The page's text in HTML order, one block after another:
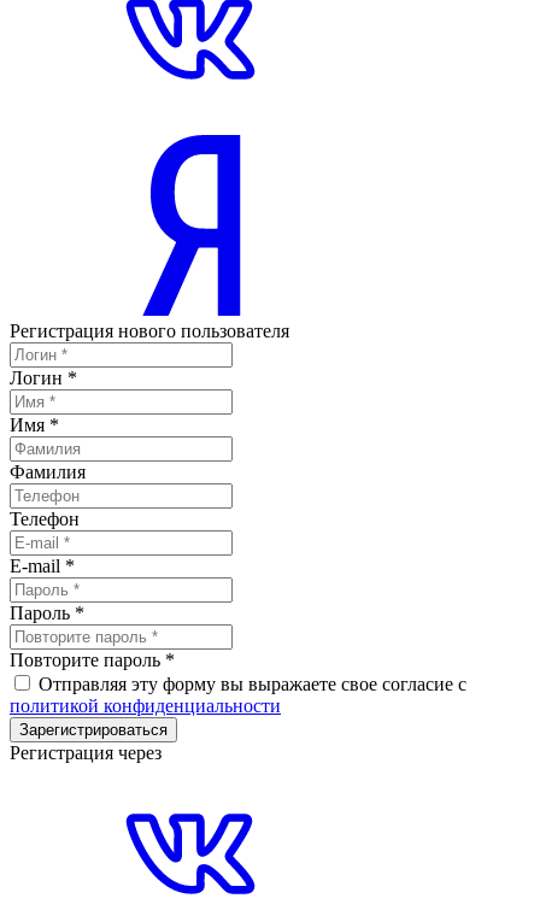
Регистрация нового пользователя
Логин *
Имя *
Фамилия
Телефон
E-mail *
Пароль *
Повторите пароль *
Отправляя эту форму вы выражаете свое согласие с
политикой конфиденциальности
Зарегистрироваться
Регистрация через